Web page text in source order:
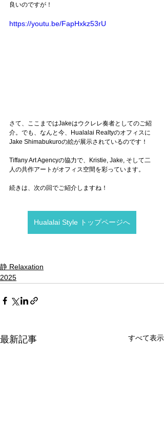
良いのですが！
https://youtu.be/FapHxkz53rU
さて、ここまではJakeはウクレレ奏者としてのご紹
介。でも、なんと今、Hualalai Realtyのオフィスに
Jake Shimabukuroの絵が展示されているのです！
Tiffany Art Agencyの協力で、Kristie, Jake, そして二
人の共作アートがオフィス空間を彩っています。
続きは、次の回でご紹介しますね！
Hualalai Style トップページへ
静 Relaxation
2025
最新記事 すべて表示